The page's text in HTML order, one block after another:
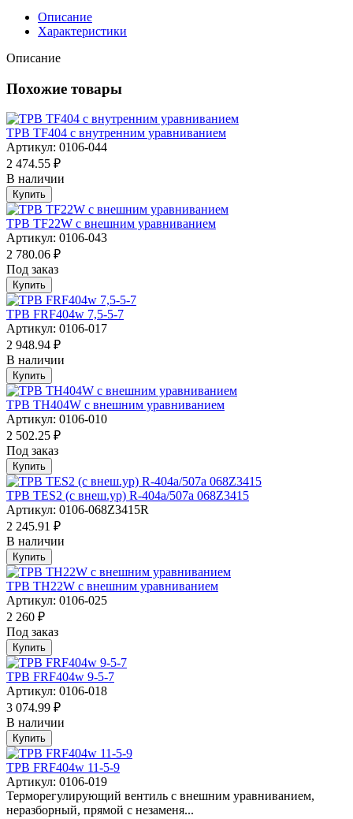
Описание
Характеристики
Описание
Похожие товары
ТРВ TF404 с внутренним уравниванием
Артикул: 0106-044
2 474.55 ₽
В наличии
Купить
ТРВ TF22W с внешним уравниванием
Артикул: 0106-043
2 780.06 ₽
Под заказ
Купить
ТРВ FRF404w 7,5-5-7
Артикул: 0106-017
2 948.94 ₽
В наличии
Купить
ТРВ TH404W с внешним уравниванием
Артикул: 0106-010
2 502.25 ₽
Под заказ
Купить
ТРВ TES2 (с внеш.ур) R-404a/507а 068Z3415
Артикул: 0106-068Z3415R
2 245.91 ₽
В наличии
Купить
ТРВ TH22W с внешним уравниванием
Артикул: 0106-025
2 260 ₽
Под заказ
Купить
ТРВ FRF404w 9-5-7
Артикул: 0106-018
3 074.99 ₽
В наличии
Купить
ТРВ FRF404w 11-5-9
Артикул: 0106-019
Терморегулирующий вентиль с внешним уравниванием,
неразборный, прямой с незаменя...